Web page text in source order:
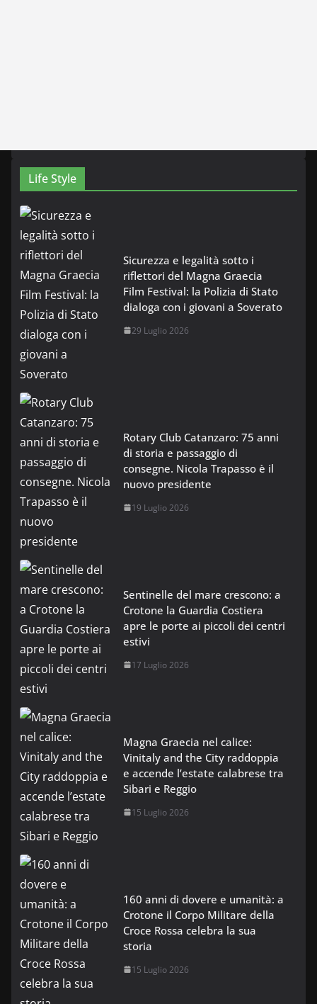
Life Style
Sicurezza e legalità sotto i
riflettori del Magna Graecia
Film Festival: la Polizia di Stato
dialoga con i giovani a Soverato
29 Luglio 2026
Rotary Club Catanzaro: 75 anni
di storia e passaggio di
consegne. Nicola Trapasso è il
nuovo presidente
19 Luglio 2026
Sentinelle del mare crescono: a
Crotone la Guardia Costiera
apre le porte ai piccoli dei centri
estivi
17 Luglio 2026
Magna Graecia nel calice:
Vinitaly and the City raddoppia
e accende l’estate calabrese tra
Sibari e Reggio
15 Luglio 2026
160 anni di dovere e umanità: a
Crotone il Corpo Militare della
Croce Rossa celebra la sua
storia
15 Luglio 2026